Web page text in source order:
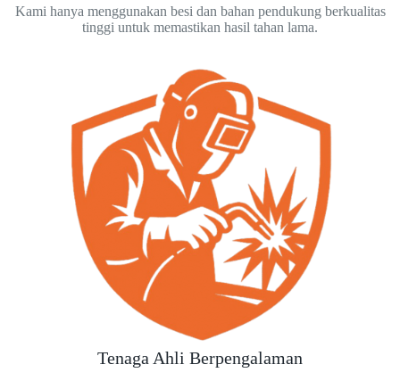
Kami hanya menggunakan besi dan bahan pendukung berkualitas
tinggi untuk memastikan hasil tahan lama.
Tenaga Ahli Berpengalaman